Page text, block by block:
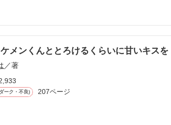
始める合図──。
｡.:*✨
モテる
メンくんととろけるくらいに甘いキスを
／著
ーク・不良) 207ページ